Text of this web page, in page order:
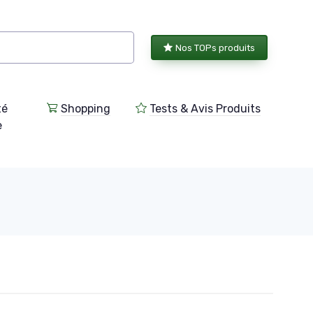
Nos TOPs produits
Shopping Tests & Avis Produits